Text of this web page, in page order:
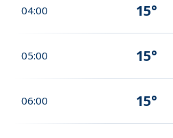
04:00 15°
05:00 15°
06:00 15°